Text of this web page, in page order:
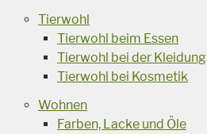
Tierwohl
Tierwohl beim Essen
Tierwohl bei der Kleidung
Tierwohl bei Kosmetik
Wohnen
Farben, Lacke und Öle